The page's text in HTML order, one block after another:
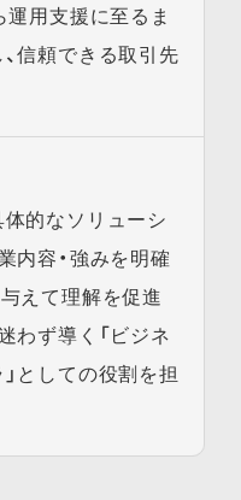
運用支援に至るま
信頼できる取引先
的なソリューシ
内容・強みを明確
えて理解を促進
わず導く「ビジネ
としての役割を担